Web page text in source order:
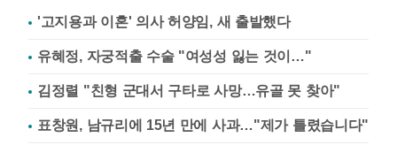
'고지용과 이혼' 의사 허양임, 새 출발했다
유혜정, 자궁적출 수술 "여성성 잃는 것이…"
김정렬 "친형 군대서 구타로 사망…유골 못 찾아"
표창원, 남규리에 15년 만에 사과…"제가 틀렸습니다"